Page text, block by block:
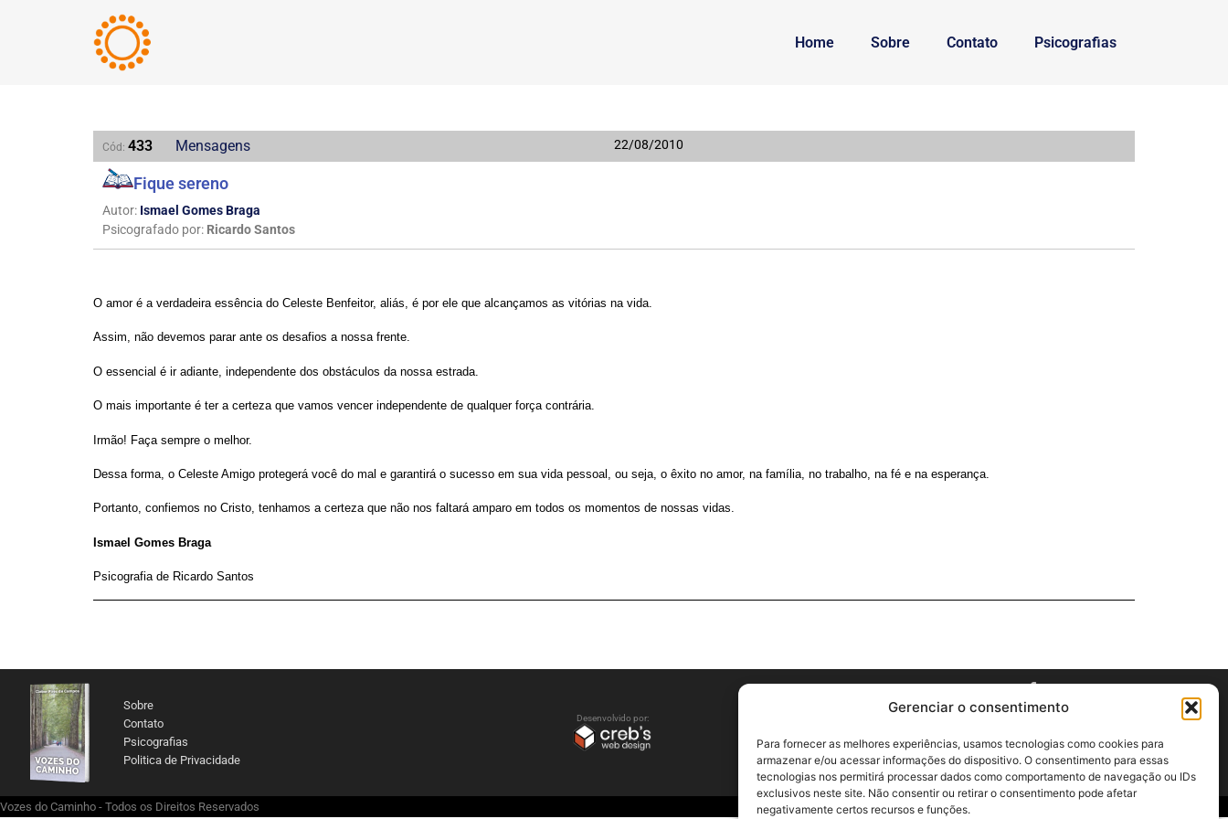
Gerenciar o consentimento
Para fornecer as melhores experiências, usamos tecnologias como cookies para
armazenar e/ou acessar informações do dispositivo. O consentimento para essas
tecnologias nos permitirá processar dados como comportamento de navegação ou IDs
exclusivos neste site. Não consentir ou retirar o consentimento pode afetar
negativamente certos recursos e funções.
Home Sobre Contato Psicografias
Cód: 433 Mensagens 22/08/2010
Fique sereno
Autor: Ismael Gomes Braga
Psicografado por: Ricardo Santos
O amor é a verdadeira essência do Celeste Benfeitor, aliás, é por ele que alcançamos as vitórias na vida.
Assim, não devemos parar ante os desafios a nossa frente.
O essencial é ir adiante, independente dos obstáculos da nossa estrada.
O mais importante é ter a certeza que vamos vencer independente de qualquer força contrária.
Irmão! Faça sempre o melhor.
Dessa forma, o Celeste Amigo protegerá você do mal e garantirá o sucesso em sua vida pessoal, ou seja, o êxito no amor, na família, no trabalho, na fé e na esperança.
Portanto, confiemos no Cristo, tenhamos a certeza que não nos faltará amparo em todos os momentos de nossas vidas.
Ismael Gomes Braga
Psicografia de Ricardo Santos
Sobre
Contato
Psicografias
Politica de Privacidade
Desenvolvido por:
Vozes do Caminho - Todos os Direitos Reservados